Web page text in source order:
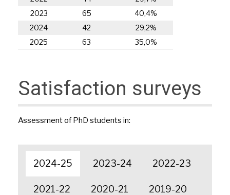
2023
65
40,4%
2024
42
29,2%
2025
63 35,0%
Satisfaction surveys
Assessment of PhD students in:
2024-25 2023-24 2022-23
2021-22 2020-21 2019-20